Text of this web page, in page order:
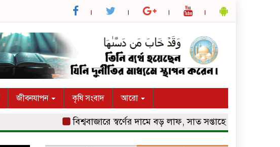
জীবনযাপন কৃষি সংবাদ আরো
বিশ্ববাজারে স্বর্ণের দামে বড় লাফ, সাত সপ্তাহের মধ্যে সর্বোচ্চ